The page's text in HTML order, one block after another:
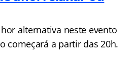
alternativa neste evento
começará a partir das 20h.